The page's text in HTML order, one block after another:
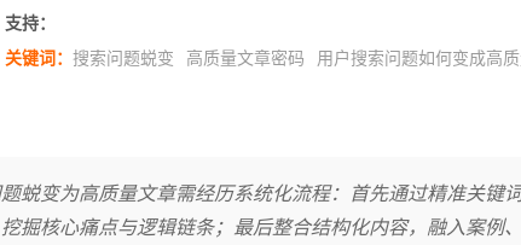
支持：
关键词： 搜索问题蜕变 高质量文章密码 用户搜索问题如何变成高质
蜕变为高质量文章需经历系统化流程：首先通过精准关键
掘核心痛点与逻辑链条；最后整合结构化内容，融入案例